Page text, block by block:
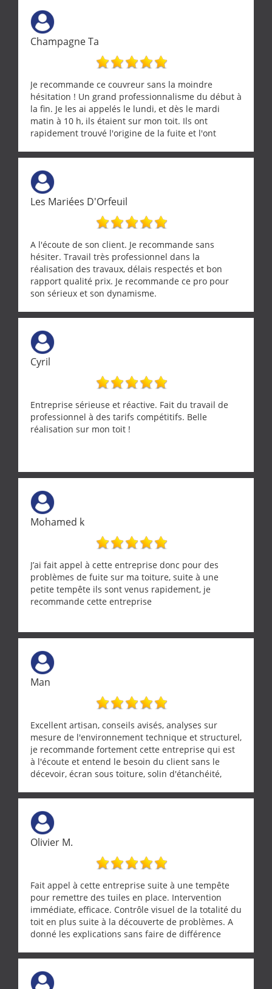
Champagne Ta
Je recommande ce couvreur sans la moindre
hésitation ! Un grand professionnalisme du début à
la fin. Je les ai appelés le lundi, et dès le mardi
matin à 10 h, ils étaient sur mon toit. Ils ont
rapidement trouvé l'origine de la fuite et l'ont
Une équipe sérieuse, réactive et compétente. C'est
vraiment rassurant de pouvoir compter sur des
artisans aussi professionnels. Merci encore !
Les Mariées D'Orfeuil
A l'écoute de son client. Je recommande sans
hésiter. Travail très professionnel dans la
réalisation des travaux, délais respectés et bon
rapport qualité prix. Je recommande ce pro pour
son sérieux et son dynamisme.
Cyril
Entreprise sérieuse et réactive. Fait du travail de
professionnel à des tarifs compétitifs. Belle
réalisation sur mon toit !
Mohamed k
J’ai fait appel à cette entreprise donc pour des
problèmes de fuite sur ma toiture, suite à une
petite tempête ils sont venus rapidement, je
recommande cette entreprise
Man
Excellent artisan, conseils avisés, analyses sur
mesure de l'environnement technique et structurel,
je recommande fortement cette entreprise qui est
à l'écoute et entend le besoin du client sans le
décevoir, écran sous toiture, solin d'étanchéité,
récupérateur d'eau, tout a été parfaitement mis en
œuvre sans besoin d'y revenir. confiance assurée.
Olivier M.
Fait appel à cette entreprise suite à une tempête
pour remettre des tuiles en place. Intervention
immédiate, efficace. Contrôle visuel de la totalité du
toit en plus suite à la découverte de problèmes. A
donné les explications sans faire de différence